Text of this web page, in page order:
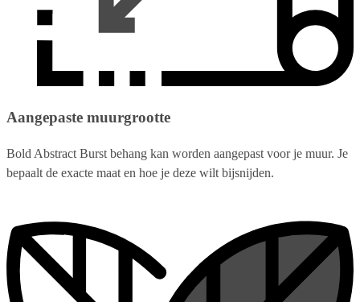
Aangepaste muurgrootte
Bold Abstract Burst behang kan worden aangepast voor je muur. Je
bepaalt de exacte maat en hoe je deze wilt bijsnijden.